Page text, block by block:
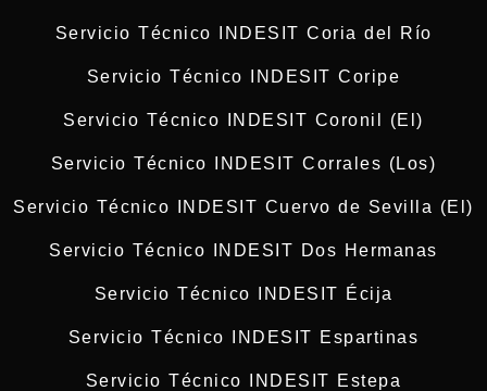
Servicio Técnico INDESIT Coria del Río
Servicio Técnico INDESIT Coripe
Servicio Técnico INDESIT Coronil (El)
Servicio Técnico INDESIT Corrales (Los)
Servicio Técnico INDESIT Cuervo de Sevilla (El)
Servicio Técnico INDESIT Dos Hermanas
Servicio Técnico INDESIT Écija
Servicio Técnico INDESIT Espartinas
Servicio Técnico INDESIT Estepa